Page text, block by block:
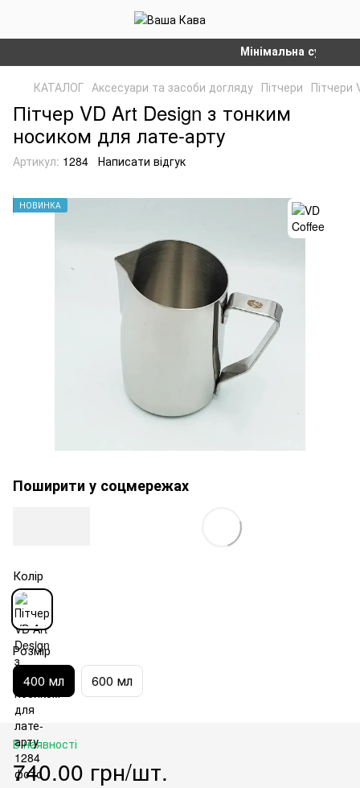
Мінімальна сума
КАТАЛОГ Аксесуари та засоби догляду Пітчери Пітчери
Пітчер VD Art Design з тонким
носиком для лате-арту
Артикул: 1284 Написати відгук
НОВИНКА
Поширити у соцмережах
Колір
Розмір
400 мл 600 мл
В наявності
740.00 грн/шт.